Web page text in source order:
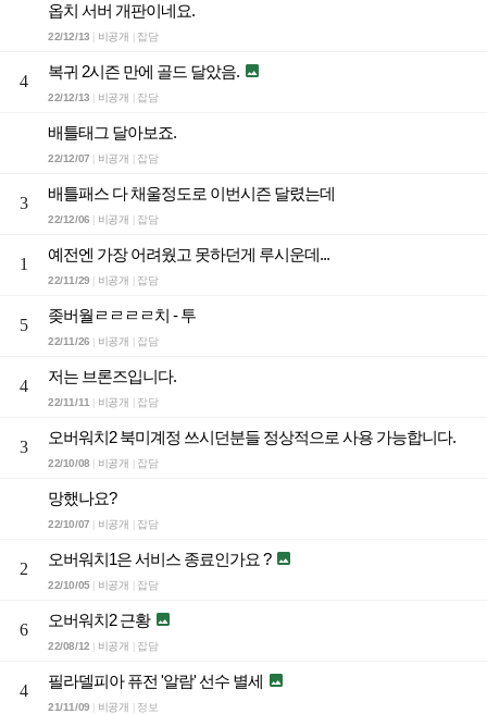
옵치 서버 개판이네요.
22/12/13 비공개 잡담
4
복귀 2시즌 만에 골드 달았음. 
22/12/13 비공개 잡담
배틀태그 달아보죠.
22/12/07 비공개 잡담
3
배틀패스 다 채울정도로 이번시즌 달렸는데
22/12/06 비공개 잡담
1
예전엔 가장 어려웠고 못하던게 루시운데...
22/11/29 비공개 잡담
5
좆버월ㄹㄹㄹㄹ치 - 투
22/11/26 비공개 잡담
4
저는 브론즈입니다.
22/11/11| 비공개 잡담
3
오버워치2 북미계정 쓰시던분들 정상적으로 사용 가능합니다.
22/10/08 비공개 잡담
망했나요?
22/10/07 비공개 잡담
2
오버워치1은 서비스 종료인가요 ? 
22/10/05| 비공개 잡담
6
오버워치2 근황 
22/08/12 비공개 잡담
4
필라델피아 퓨전 '알람' 선수 별세 
21/11/09 비공개 정보